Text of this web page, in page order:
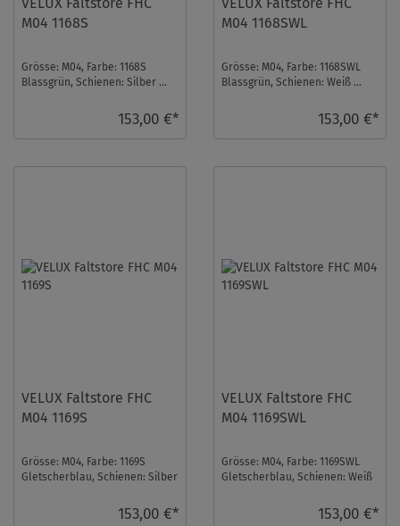
M04 1168S
Grösse: M04, Farbe: 1168S
Blassgrün, Schienen: Silber ...
153,00 €*
M04 1168SWL
Grösse: M04, Farbe: 1168SWL
Blassgrün, Schienen: Weiß ...
153,00 €*
VELUX Faltstore FHC
M04 1169S
Grösse: M04, Farbe: 1169S
Gletscherblau, Schienen: Silber
153,00 €*
VELUX Faltstore FHC
M04 1169SWL
Grösse: M04, Farbe: 1169SWL
Gletscherblau, Schienen: Weiß
153,00 €*